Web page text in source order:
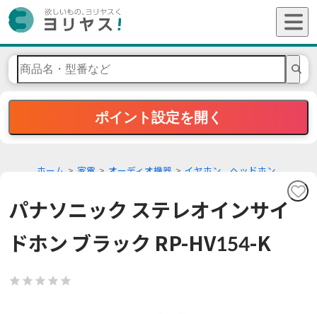
ポイント設定を開く
ホーム 家電 オーディオ機器 イヤホン、ヘッドホン
パナソニック ステレオインサイ
ドホン ブラック RP-HV154-K